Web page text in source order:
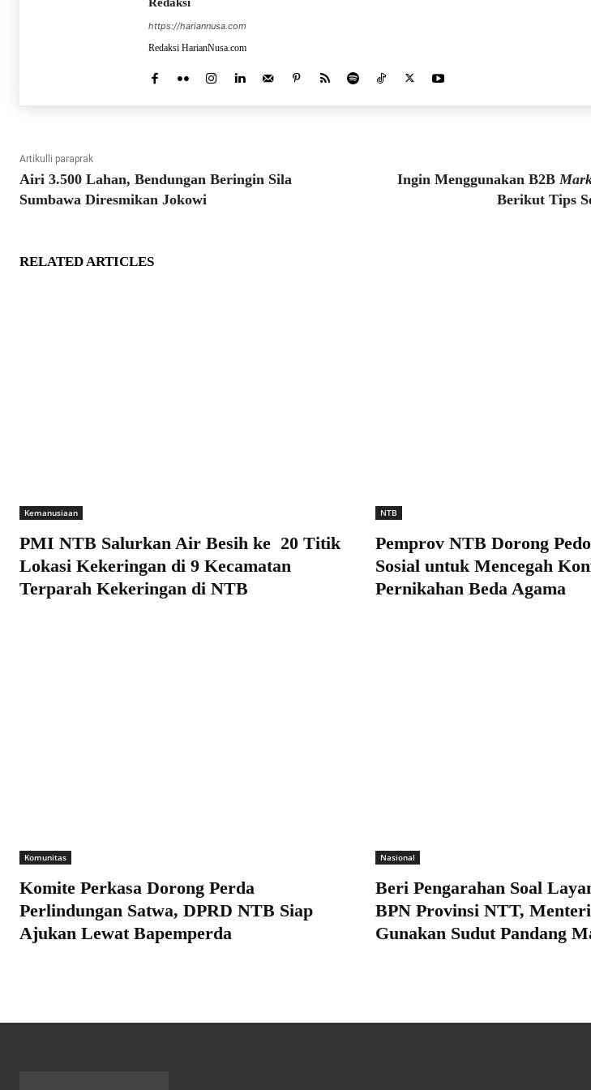
Redaksi
https://hariannusa.com
Redaksi HarianNusa.com
Artikulli paraprak
Airi 3.500 Lahan, Bendungan Beringin Sila
Sumbawa Diresmikan Jokowi
Ingin Menggunakan B2B
Berikut Tips
RELATED ARTICLES
Kemanusiaan
PMI NTB Salurkan Air Besih ke 20 Titik
Lokasi Kekeringan di 9 Kecamatan
Terparah Kekeringan di NTB
NTB
Pemprov NTB Dorong
Sosial untuk Mencegah
Pernikahan Beda Agama
Komunitas
Komite Perkasa Dorong Perda
Perlindungan Satwa, DPRD NTB Siap
Ajukan Lewat Bapemperda
Nasional
Beri Pengarahan Soal
BPN Provinsi NTT,
Gunakan Sudut Pandang